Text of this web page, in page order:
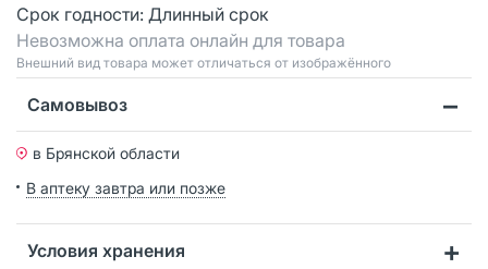
Срок годности: Длинный срок
Невозможна оплата онлайн для товара
Bнешний вид товара может отличаться от изображённого
Самовывоз
в Брянской области
В аптеку завтра или позже
Условия хранения